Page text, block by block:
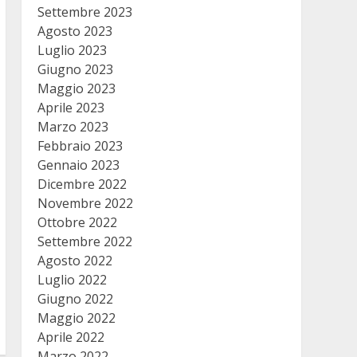
Settembre 2023
Agosto 2023
Luglio 2023
Giugno 2023
Maggio 2023
Aprile 2023
Marzo 2023
Febbraio 2023
Gennaio 2023
Dicembre 2022
Novembre 2022
Ottobre 2022
Settembre 2022
Agosto 2022
Luglio 2022
Giugno 2022
Maggio 2022
Aprile 2022